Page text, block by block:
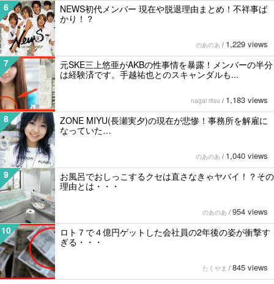
6
NEWS初代メンバー 現在や脱退理由まとめ！不祥事ば
かり！？
のあのあ / 1,229 views
7
元SKE三上悠亜がAKBの性事情を暴露！メンバーの半分
は経験済です。手越祐也とのスキャンダルも...
nagai ritsu / 1,183 views
8
ZONE MIYU(長瀬実夕)の現在が悲惨！事務所を解雇に
なっていた…
のあのあ / 1,040 views
9
お風呂でおしっこするクセは直さなきゃヤバイ！？その
理由とは・・・
のあのあ / 954 views
10
ロト７で４億円ゲットした会社員の2年後の姿が衝撃す
ぎる・・・
たくやま / 845 views